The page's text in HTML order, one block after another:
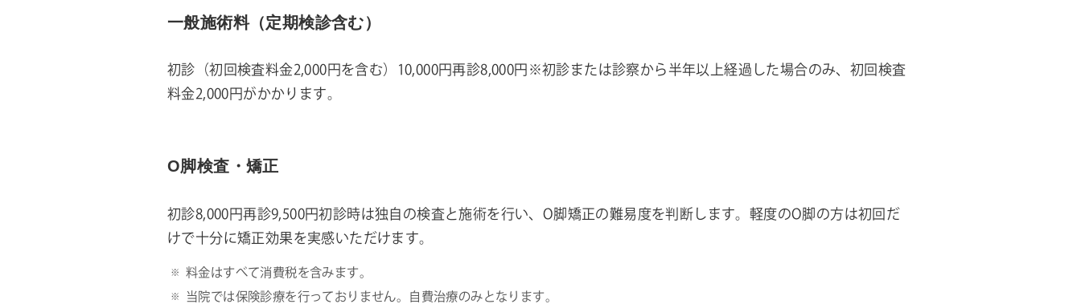
一般施術料（定期検診含む）
初診（初回検査料金2,000円を含む）10,000円再診8,000円※初診または診察から半年以上経過した場合のみ、初回検査
料金2,000円がかかります。
O脚検査・矯正
初診8,000円再診9,500円初診時は独自の検査と施術を行い、O脚矯正の難易度を判断します。軽度のO脚の方は初回だ
けで十分に矯正効果を実感いただけます。
料金はすべて消費税を含みます。
当院では保険診療を行っておりません。自費治療のみとなります。